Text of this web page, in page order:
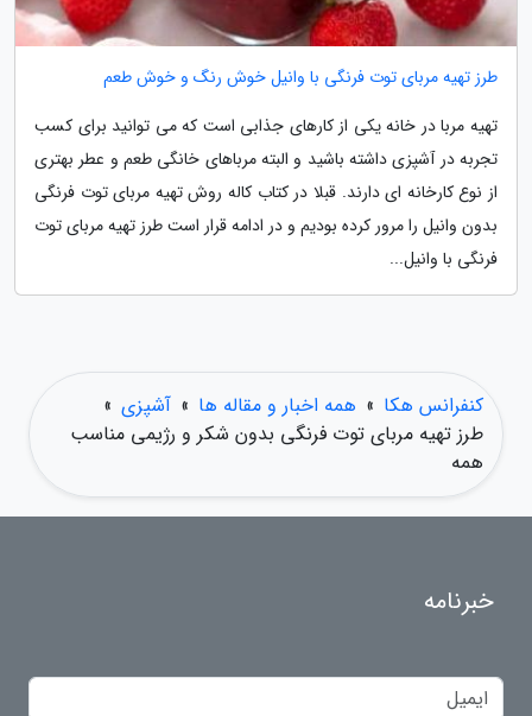
طرز تهیه مربای توت فرنگی با وانیل خوش رنگ و خوش طعم
تهیه مربا در خانه یکی از کارهای جذابی است که می توانید برای کسب
تجربه در آشپزی داشته باشید و البته مرباهای خانگی طعم و عطر بهتری
از نوع کارخانه ای دارند. قبلا در کتاب کاله روش تهیه مربای توت فرنگی
بدون وانیل را مرور کرده بودیم و در ادامه قرار است طرز تهیه مربای توت
فرنگی با وانیل...
کنفرانس هکا » همه اخبار و مقاله ها » آشپزی »
طرز تهیه مربای توت فرنگی بدون شکر و رژیمی مناسب
همه
خبرنامه